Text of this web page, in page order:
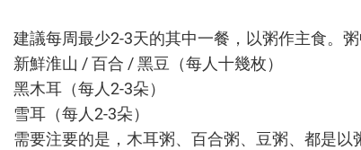
建議每周最少2-3天的其中一餐，以粥作主食。
新鮮淮山 / 百合 / 黑豆（每人十幾枚）
黑木耳（每人2-3朵）
雪耳（每人2-3朵）
需要注要的是，木耳粥、百合粥、豆粥、都是